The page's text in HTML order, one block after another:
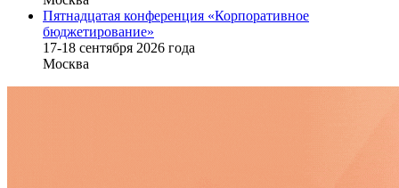
Пятнадцатая конференция «Корпоративное
бюджетирование»
17-18 сентября 2026 года
Москва